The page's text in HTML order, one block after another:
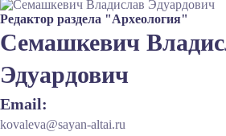
Редактор раздела "Археология"
Семашкевич
Эдуардович
Email:
kovaleva@sayan-altai.ru